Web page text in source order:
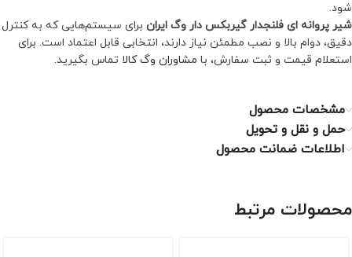
شود.
شیر پروانه ای فلنجدار گیربکس دار وگ ایران برای سیستم‌هایی که به کنترل
دقیق، دوام بالا و نصب مطمئن نیاز دارند، انتخابی قابل اعتماد است. برای
استعلام قیمت و ثبت سفارش، با مشاوران وگ کالا تماس بگیرید.
مشخصات محصول
حمل و نقل و تحویل
اطلاعات ضمانت محصول
محصولات مرتبط